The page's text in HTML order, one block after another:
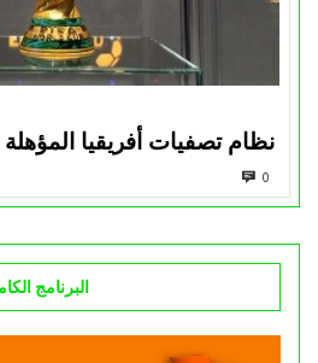
نظام تصفيات أفريقيا المؤهلة
0
البرنامج